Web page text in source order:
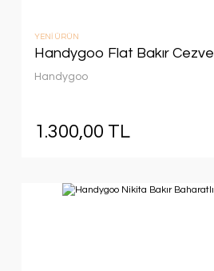
YENİ ÜRÜN
Handygoo Flat Bakır Cezve
Handygoo
1.300,00 TL